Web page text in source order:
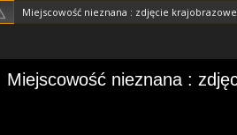
Miejscowość nieznana : zdjęcie krajobrazowe